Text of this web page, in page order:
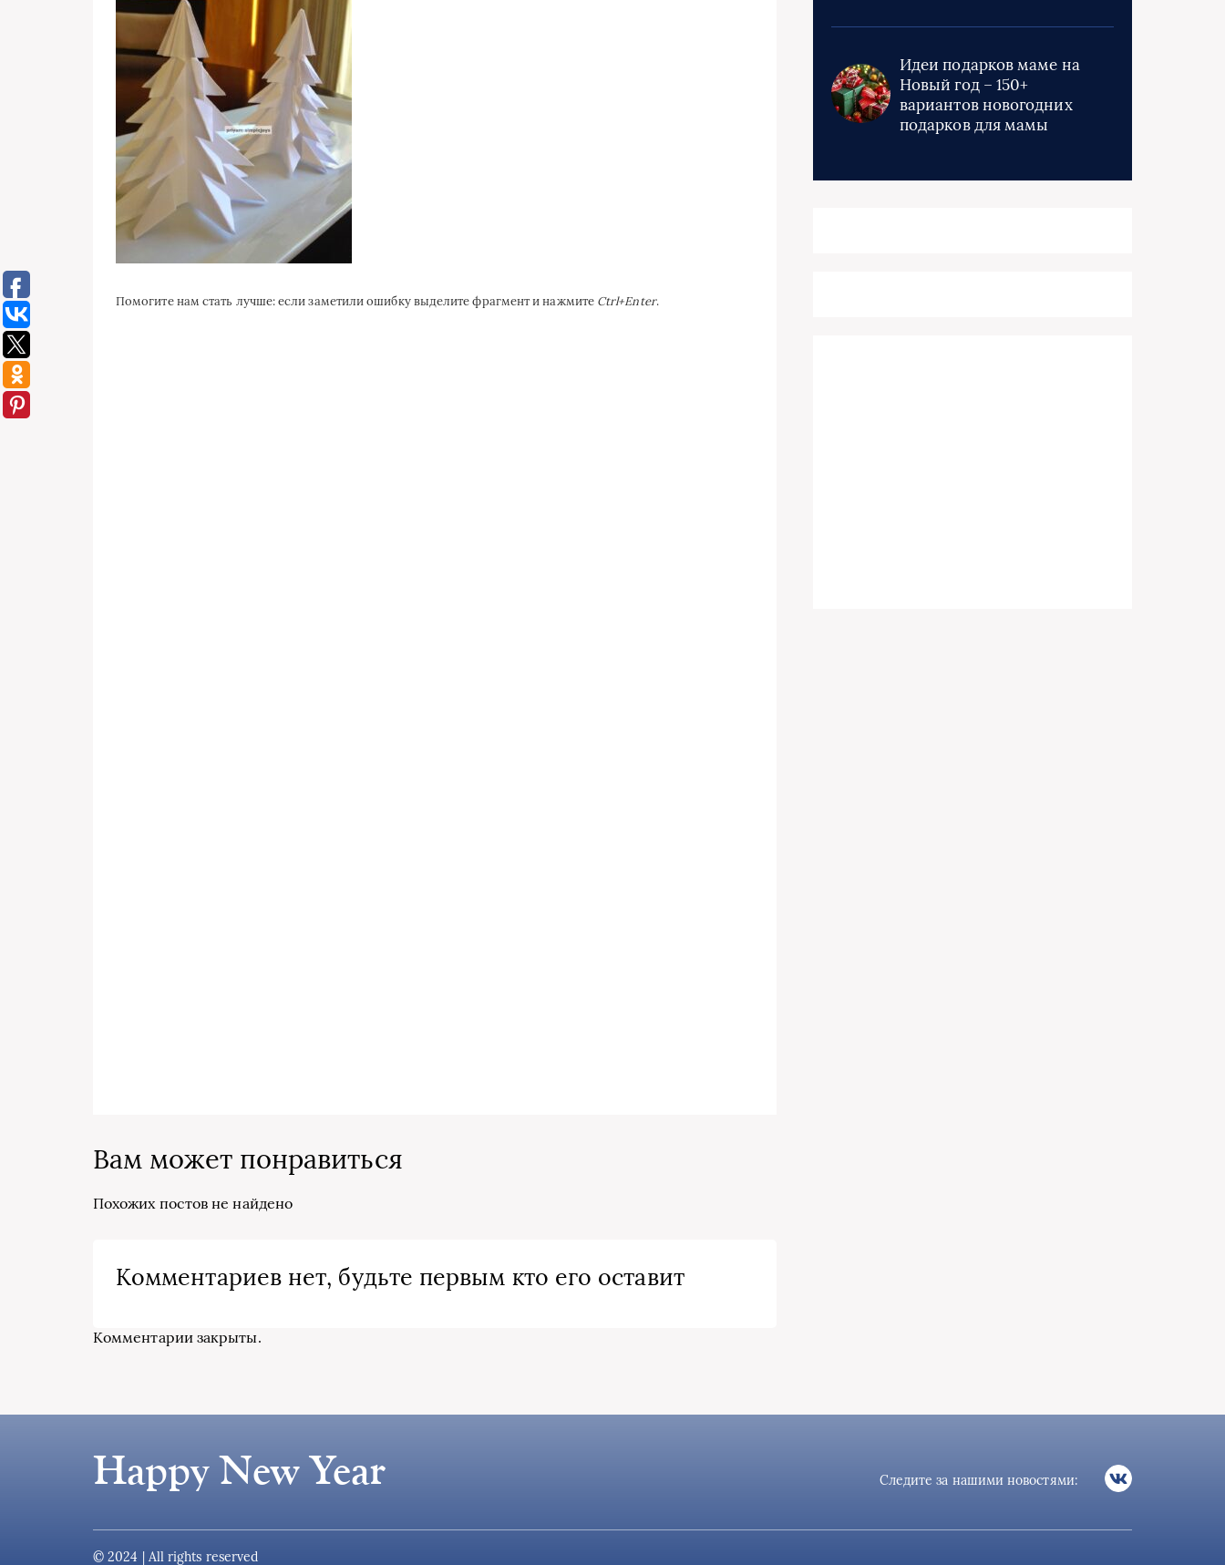
Помогите нам стать лучше: если заметили ошибку выделите фрагмент и нажмите Ctrl+Enter.
Вам может понравиться
Похожих постов не найдено
Комментариев нет, будьте первым кто его оставит
Комментарии закрыты.
Идеи подарков маме на
Новый год – 150+
вариантов новогодних
подарков для мамы
Happy New Year Следите за нашими новостями:
© 2024 | All rights reserved